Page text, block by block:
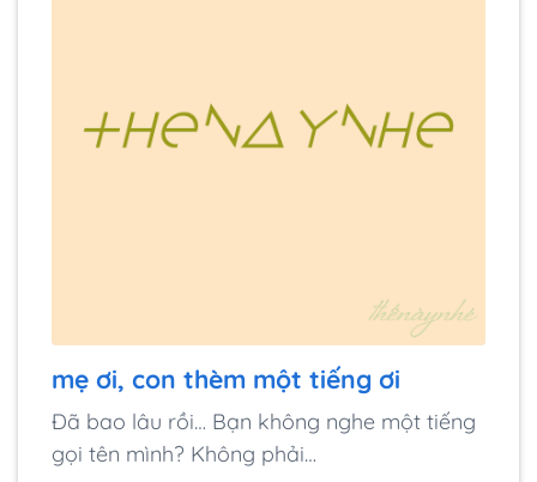
mẹ ơi, con thèm một tiếng ơi
Đã bao lâu rồi… Bạn không nghe một tiếng
gọi tên mình? Không phải…